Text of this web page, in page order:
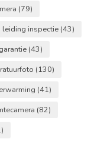
(79)
leiding inspectie (43)
(43)
(130)
(41)
(82)